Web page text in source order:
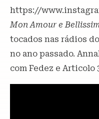
https://
Mon Amour e
tocados nas rádios
no ano passado.
com Fedez e Articolo